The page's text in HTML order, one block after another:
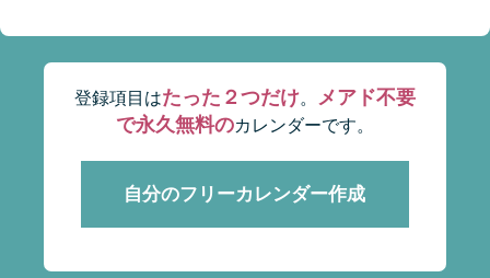
登録項目はたった２つだけ。 メアド不要
で永久無料のカレンダーです。
自分のフリーカレンダー作成